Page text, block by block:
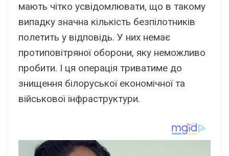
мають чітко усвідомлювати, що в такому
випадку значна кількість безпілотників
полетить у відповідь. У них немає
протиповітряної оборони, яку неможливо
пробити. І ця операція триватиме до
знищення білоруської економічної та
військової інфраструктури.